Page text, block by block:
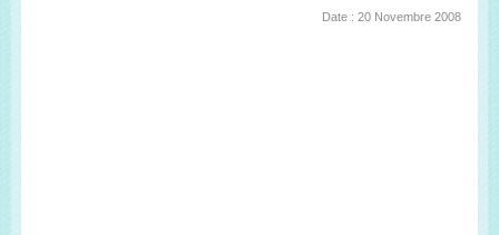
Date : 20 Novembre 2008